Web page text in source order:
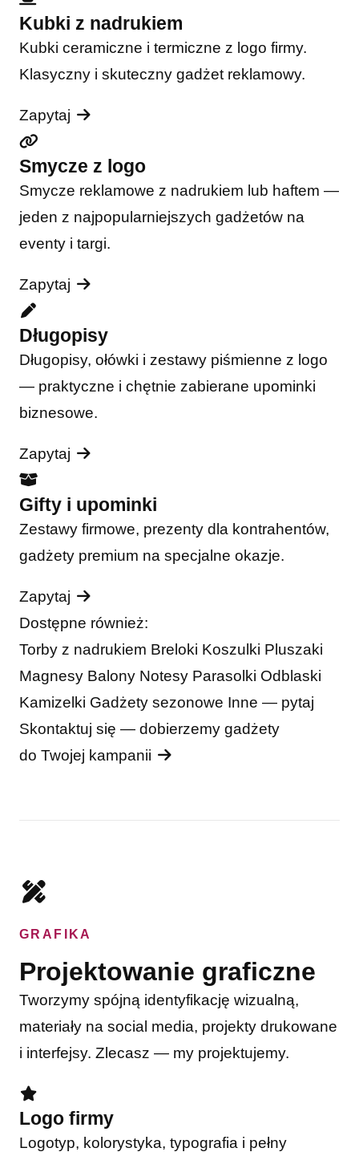
Kubki z nadrukiem
Kubki ceramiczne i termiczne z logo firmy.
Klasyczny i skuteczny gadżet reklamowy.
Zapytaj
Smycze z logo
Smycze reklamowe z nadrukiem lub haftem —
jeden z najpopularniejszych gadżetów na
eventy i targi.
Zapytaj
Długopisy
Długopisy, ołówki i zestawy piśmienne z logo
— praktyczne i chętnie zabierane upominki
biznesowe.
Zapytaj
Gifty i upominki
Zestawy firmowe, prezenty dla kontrahentów,
gadżety premium na specjalne okazje.
Zapytaj
Dostępne również:
Torby z nadrukiem Breloki Koszulki Pluszaki
Magnesy Balony Notesy Parasolki Odblaski
Kamizelki Gadżety sezonowe Inne — pytaj
Skontaktuj się — dobierzemy gadżety
do Twojej kampanii
GRAFIKA
Projektowanie graficzne
Tworzymy spójną identyfikację wizualną,
materiały na social media, projekty drukowane
i interfejsy. Zlecasz — my projektujemy.
Logo firmy
Logotyp, kolorystyka, typografia i pełny